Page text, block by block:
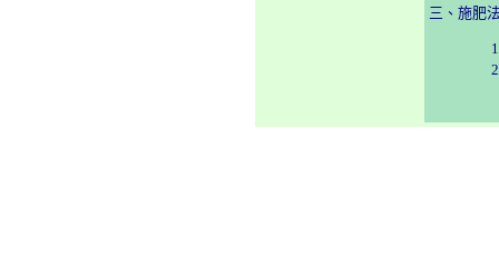
三、施肥